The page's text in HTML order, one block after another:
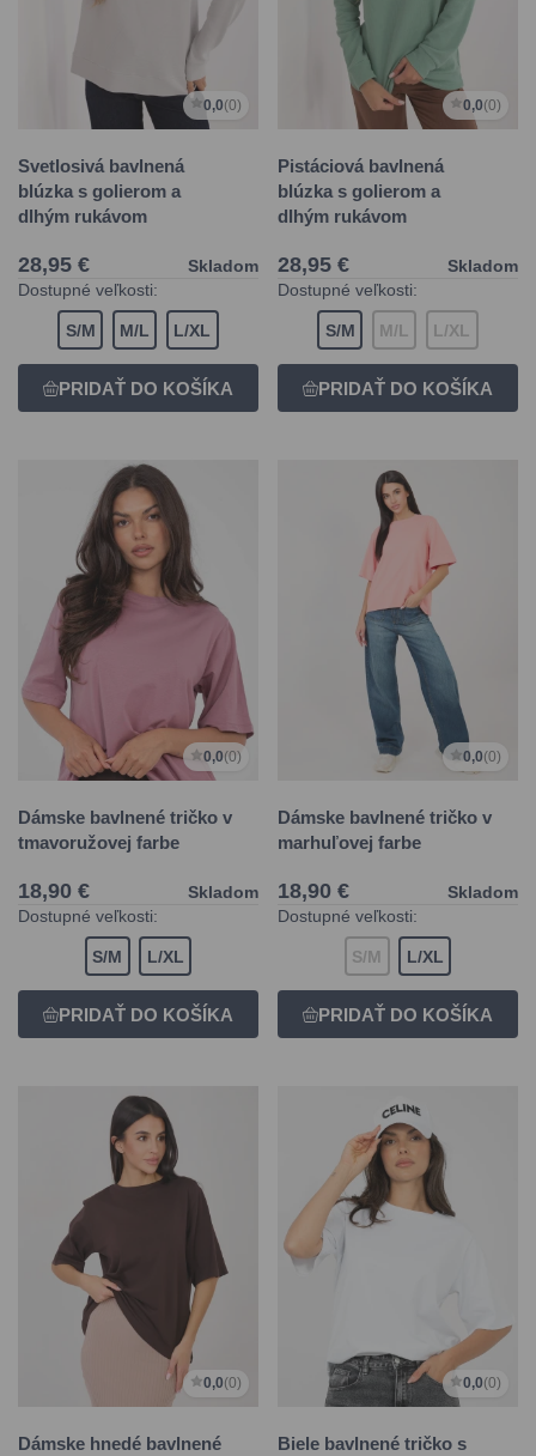
0,0(0)
Svetlosivá bavlnená
blúzka s golierom a
dlhým rukávom
28,95 €
Skladom
Dostupné veľkosti:
S/M M/L L/XL
0,0(0)
Pistáciová bavlnená
blúzka s golierom a
dlhým rukávom
28,95 €
Skladom
Dostupné veľkosti:
S/M M/L L/XL
0,0(0)
Dámske bavlnené tričko v
tmavoružovej farbe
18,90 €
Skladom
Dostupné veľkosti:
S/M L/XL
0,0(0)
Dámske bavlnené tričko v
marhuľovej farbe
18,90 €
Skladom
Dostupné veľkosti:
S/M L/XL
0,0(0)
Dámske hnedé bavlnené
0,0(0)
Biele bavlnené tričko s